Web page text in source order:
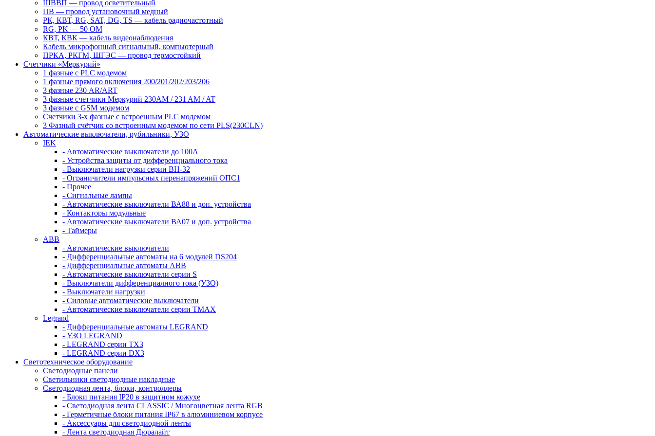
ШВВП — провод осветительный
ПВ ― провод установочный медный
РК, КВТ, RG, SAT, DG, TS ― кабель радиочастотный
RG, PK ― 50 ОМ
КВТ, КВК ― кабель видеонаблюдения
Кабель микрофонный сигнальный, компьютерный
ПРКА, РКГМ, ШГЭС ― провод термостойкий
Счетчики «Меркурий»
1 фазные с PLC модемом
1 фазные прямого включения 200/201/202/203/206
3 фазные 230 AR/ART
3 фазные счетчики Меркурий 230AM / 231 AM / AT
3 фазные с GSM модемом
Счетчики 3-х фазные с встроенным PLC модемом
3 Фазный счётчик со встроенным модемом по сети PLS(230CLN)
Автоматические выключатели, рубильники, УЗО
IEK
- Автоматические выключатели до 100A
- Устройства защиты от дифференциального тока
- Выключатели нагрузки серии ВН-32
- Ограничители импульсных перенапряжений ОПС1
- Прочее
- Сигнальные лампы
- Автоматические выключатели ВА88 и доп. устройства
- Контакторы модульные
- Автоматические выключатели ВА07 и доп. устройства
- Таймеры
ABB
- Автоматические выключатели
- Дифференциальные автоматы на 6 модулей DS204
- Дифференциальные автоматы АВВ
- Автоматические выключатели серии S
- Выключатели дифференциалного тока (УЗО)
- Выключатели нагрузки
- Силовые автоматические выключатели
- Автоматические выключатели серии ТМАХ
Legrand
- Дифференциальные автоматы LEGRAND
- УЗО LEGRAND
- LEGRAND серии ТХ3
- LEGRAND серии DХ3
Светотехническое оборудование
Светодиодные панели
Светильники светодиодные накладные
Светодиодная лента, блоки, контроллеры
- Блоки питания IP20 в защитном кожухе
- Светодиодная лента CLASSIC / Многоцветная лента RGB
- Герметичные блоки питания IP67 в алюминиевом корпусе
- Аксессуары для светодиодной ленты
- Лента светодиодная Дюралайт